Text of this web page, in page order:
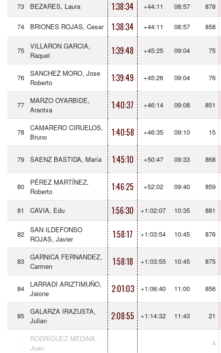
73 BEZARES, Laura 1:38:34 +44:11 08:57 878
74 BRIONES ROJAS, Cesar 1:38:34 +44:11 08:57 858
75
VILLARON GARCIA,
Raquel
1:39:48 +45:25 09:04 75
76
SANCHEZ MORO, Jose
Roberto
1:39:49 +45:26 09:04 76
77
MARZO OYARBIDE,
Arantxa
1:40:37 +46:14 09:08 851
78
CAMARERO CIRUELOS,
Bruno
1:40:58 +46:35 09:10 15
79 SAENZ BASTIDA, María 1:45:10 +50:47 09:33 868
80
PÉREZ MARTÍNEZ,
Roberto
1:46:25 +52:02 09:40 859
81 CAVIA, Edu 1:56:30 +1:02:07 10:35 881
82
SAN ILDEFONSO
ROJAS, Javier
1:58:17 +1:03:54 10:45 876
83
GARNICA FERNANDEZ,
Carmen
1:58:18 +1:03:55 10:45 875
84
LARRADI ARIZTIMUÑO,
Jaione
2:01:03 +1:06:40 11:00 856
85
GALARZA IRAZUSTA,
Julian
2:08:55 +1:14:32 11:43 21
-
RODRÍGUEZ MEDINA,
Juan
4